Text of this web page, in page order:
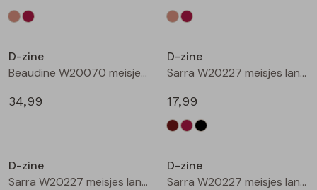
D-zine
Beaudine W20070 meisjes lange broek Bruin donker
34,99
D-zine
Sarra W20227 meisjes lange broek Bruin donker
17,99
D-zine
Sarra W20227 meisjes lange broek Wijnrood
D-zine
Sarra W20227 meisjes lange broek Zwart